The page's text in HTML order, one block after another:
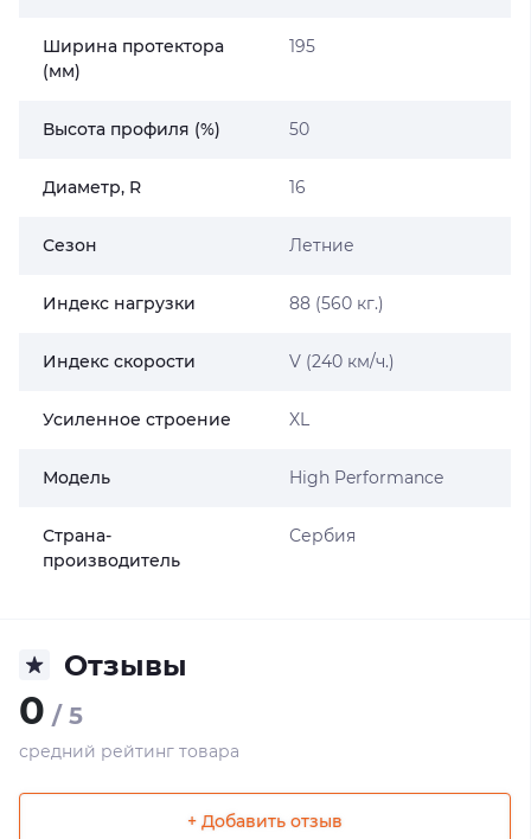
Ширина протектора
(мм)
195
Высота профиля (%) 50
Диаметр, R 16
Сезон Летние
Индекс нагрузки 88 (560 кг.)
Индекс скорости V (240 км/ч.)
Усиленное строение XL
Модель High Performance
Страна-
производитель
Сербия
Отзывы
0 / 5
средний рейтинг товара
+ Добавить отзыв